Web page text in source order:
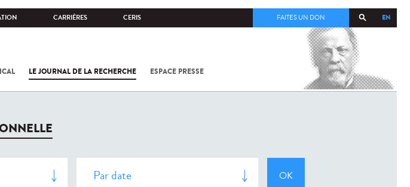
CARRIÈRES CERIS EN
FAITES UN DON
LE JOURNAL DE LA RECHERCHE ESPACE PRESSE
COV-2 /